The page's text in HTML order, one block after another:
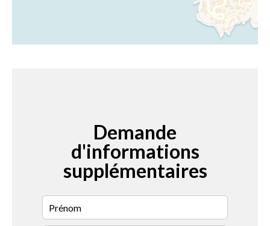
Demande
d'informations
supplémentaires